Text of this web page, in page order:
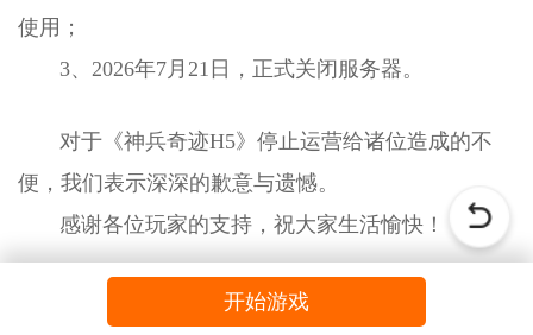
使用；
3、2026年7月21日，正式关闭服务器。
对于《神兵奇迹H5》停止运营给诸位造成的不
便，我们表示深深的歉意与遗憾。
感谢各位玩家的支持，祝大家生活愉快！
开始游戏